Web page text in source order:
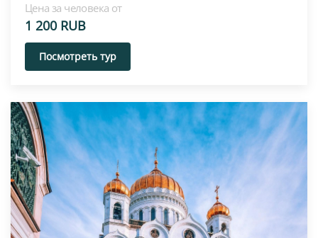
Цена за человека от
1 200 RUB
Посмотреть тур